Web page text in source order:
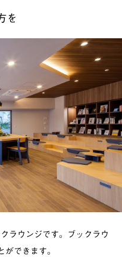
を
ラウンジです。ブックラウ
できます。